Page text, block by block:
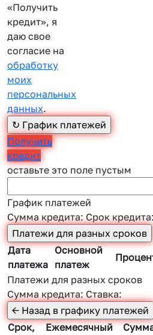
«Получить
кредит», я
даю свое
согласие на
обработку
моих
персональных
данных.
Получить
кредит
оставьте это поле пустым
График платежей
Сумма кредита:Срок кредита:
Дата
платежа
Основной
платеж
Платежи для разных сроков
Сумма кредита:Ставка:
Срок,
Ежемесячный